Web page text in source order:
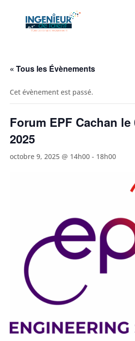
« Tous les Évènements
Cet évènement est passé.
Forum EPF Cachan
2025
octobre 9, 2025 @ 14h00 - 18h00